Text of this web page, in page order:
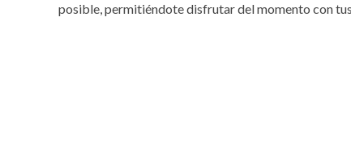
posible, permitiéndote disfrutar del momento con